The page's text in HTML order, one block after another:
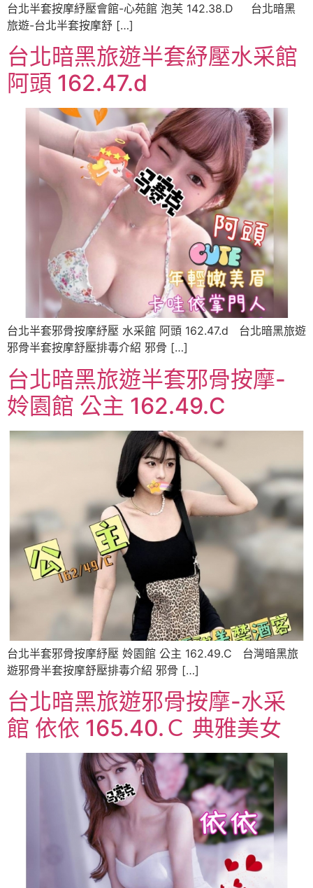
台北半套按摩紓壓會館-心苑館 泡芙 142.38.D 台北暗黑
旅遊-台北半套按摩舒 […]
台北暗黑旅遊半套紓壓水采館
阿頭 162.47.d
台北半套邪骨按摩紓壓 水采館 阿頭 162.47.d 台北暗黑旅遊
邪骨半套按摩舒壓排毒介紹 邪骨 […]
台北暗黑旅遊半套邪骨按摩-
姈園館 公主 162.49.C
台北半套邪骨按摩紓壓 姈園館 公主 162.49.C 台灣暗黑旅
遊邪骨半套按摩舒壓排毒介紹 邪骨 […]
台北暗黑旅遊邪骨按摩-水采
館 依依 165.40.Ｃ 典雅美女